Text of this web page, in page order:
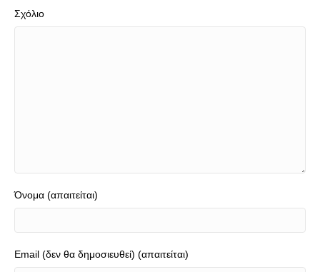
Σχόλιο
Όνομα (απαιτείται)
Email (δεν θα δημοσιευθεί) (απαιτείται)